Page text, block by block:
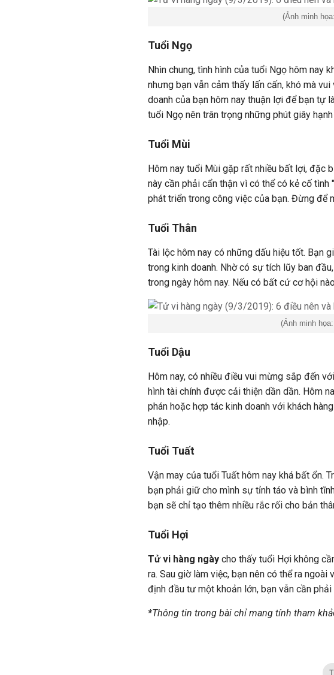
(Ảnh minh
Tuổi Ngọ
Nhìn chung, tình hình của tuổi Ngọ hôm nay
nhưng bạn vẫn cảm thấy lấn cấn, khó mà
doanh của bạn hôm nay thuận lợi để bạn tự
tuổi Ngọ nên trân trọng những phút giây hạnh
Tuổi Mùi
Hôm nay tuổi Mùi gặp rất nhiều bất lợi, đặc
này cần phải cẩn thận vì có thể có kẻ cố
phát triển trong công việc của bạn. Đừng để
Tuổi Thân
Tài lộc hôm nay có những dấu hiệu tốt. Bạn
trong kinh doanh. Nhờ có sự tích lũy ban
trong ngày hôm nay. Nếu có bất cứ cơ hội
(Ảnh minh
Tuổi Dậu
Hôm nay, có nhiều điều vui mừng sắp đến
hình tài chính được cải thiện dần dần. Hôm
phán hoặc hợp tác kinh doanh với khách
nhập.
Tuổi Tuất
Vận may của tuổi Tuất hôm nay khá bất ổn.
bạn phải giữ cho mình sự tỉnh táo và bình
bạn sẽ chỉ tạo thêm nhiều rắc rối cho bản
Tuổi Hợi
Tử vi hàng ngày cho thấy tuổi Hợi không
ra. Sau giờ làm việc, bạn nên có thể ra
định đầu tư một khoản lớn, bạn vẫn cần phải
*Thông tin trong bài chỉ mang tính tham